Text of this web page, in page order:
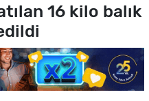
16 kilo balık